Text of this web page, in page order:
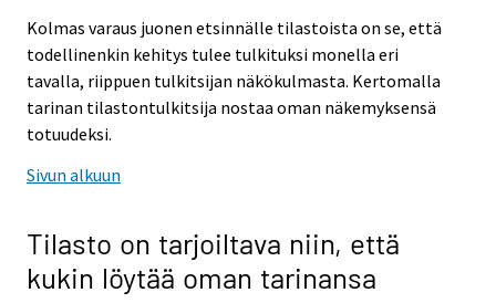
Kolmas varaus juonen etsinnälle tilastoista on se, että
todellinenkin kehitys tulee tulkituksi monella eri
tavalla, riippuen tulkitsijan näkökulmasta. Kertomalla
tarinan tilastontulkitsija nostaa oman näkemyksensä
totuudeksi.
Sivun alkuun
Tilasto on tarjoiltava niin, että
kukin löytää oman tarinansa